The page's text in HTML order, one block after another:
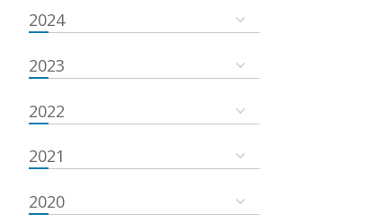
2024
2023
2022
2021
2020